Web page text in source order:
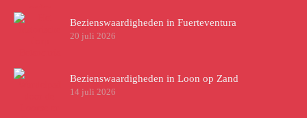
Bezienswaardigheden in Fuerteventura
20 juli 2026
Bezienswaardigheden in Loon op Zand
14 juli 2026